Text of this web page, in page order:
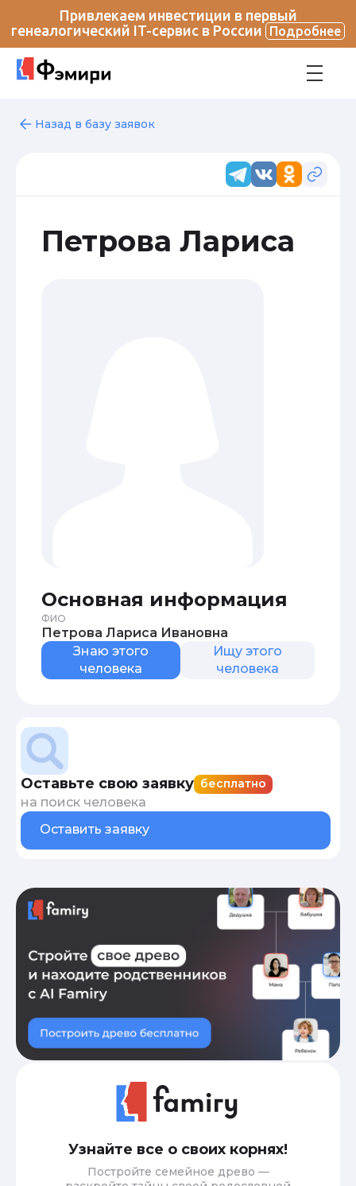
Привлекаем инвестиции в первый
генеалогический IT-сервис в России
Подробнее
Назад в базу заявок
Петрова Лариса
Основная информация
ФИО
Петрова Лариса Ивановна
Знаю этого
человека
Ищу этого
человека
Оставьте свою заявку бесплатно
на поиск человека
Оставить заявку
Узнайте все о своих корнях!
Постройте семейное древо —